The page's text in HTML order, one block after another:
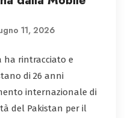
11, 2026
ha rintracciato e
di 26 anni
internazionale di
del Pakistan per il